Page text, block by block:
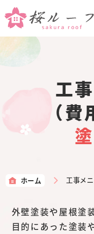
工
（
ホーム 工事メ
外壁塗装や屋根塗
目的にあった塗装